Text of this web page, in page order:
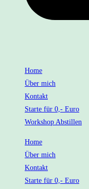
Home
Über mich
Kontakt
Starte für 0,- Euro
Workshop Abstillen
Home
Über mich
Kontakt
Starte für 0,- Euro